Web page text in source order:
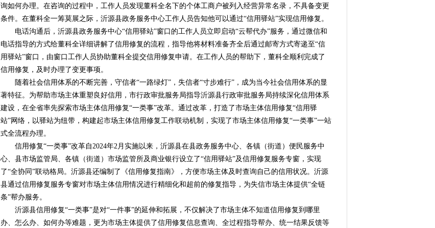
询如何办理。在咨询的过程中，工作人员发现董科全名下的个体工商户被列入经营异常名录，不具备变更
条件。在董科全一筹莫展之际，沂源县政务服务中心工作人员告知他可以通过“信用驿站”实现信用修复。
电话沟通后，沂源县政务服务中心“信用驿站”窗口的工作人员立即启动“云帮代办”服务，通过微信和
电话指导的方式给董科全详细讲解了信用修复的流程，指导他将材料准备齐全后通过邮寄方式寄递至“信
用驿站”窗口，由窗口工作人员协助董科全提交信用修复申请。在工作人员的帮助下，董科全顺利完成了
信用修复，及时办理了变更事项。
随着社会信用体系的不断完善，守信者“一路绿灯”，失信者“寸步难行”，成为当今社会信用体系的显
著特征。为帮助市场主体重塑良好信用，市行政审批服务局指导沂源县行政审批服务局持续深化信用体系
建设，在全省率先探索市场主体信用修复“一类事”改革。通过改革，打造了市场主体信用修复“信用驿
站”网络，以驿站为纽带，构建起市场主体信用修复工作联动机制，实现了市场主体信用修复“一类事”一站
式全流程办理。
信用修复“一类事”改革自2024年2月实施以来，沂源县在县政务服务中心、各镇（街道）便民服务中
心、县市场监管局、各镇（街道）市场监管所及商业银行设立了“信用驿站”及信用修复服务专窗，实现
了“全协同”联动格局。沂源县还编制了《信用修复指南》，方便市场主体及时查询自己的信用状况。沂源
县通过信用修复服务专窗对市场主体信用情况进行精细化和超前的修复指导，为失信市场主体提供“全链
条”帮办服务。
沂源县信用修复“一类事”是对“一件事”的延伸和拓展，不仅解决了市场主体不知道信用修复到哪里
办、怎么办、如何办等难题，更为市场主体提供了信用修复信息查询、全过程指导帮办、统一结果反馈等